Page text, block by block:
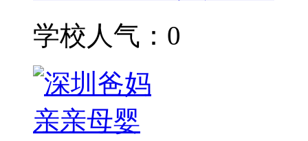
学校人气：0